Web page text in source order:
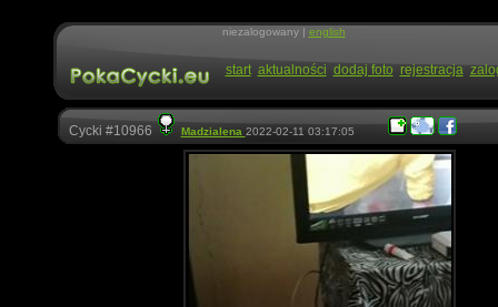
niezalogowany | english
start aktualności dodaj foto rejestracja
Cycki #10966 Madzialena 2022-02-11 03:17:05